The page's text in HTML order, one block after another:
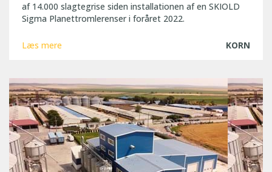
af 14.000 slagtegrise siden installationen af en SKIOLD
Sigma Planettromlerenser i foråret 2022.
Læs mere KORN